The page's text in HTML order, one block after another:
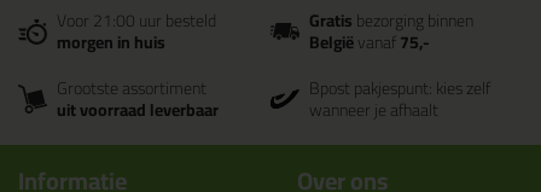
Voor 21:00 uur besteld
morgen in huis
Gratisbezorging binnen
Belgiëvanaf75,-
Grootste assortiment
uit voorraad leverbaar
Bpost pakjespunt: kies zelf
wanneer je afhaalt
Informatie Over ons